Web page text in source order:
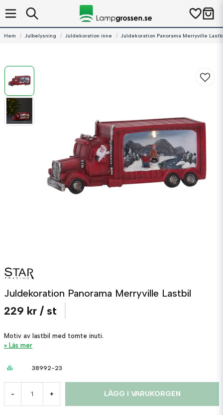
Hem Julbelysning Juldekoration inne Juldekoration Panorama Merryville
Juldekoration Panorama Merryville Lastbil
229 kr / st
Motiv av lastbil med tomte inuti.
Läs mer
38992-23
- + LÄGG I VARUKORGEN